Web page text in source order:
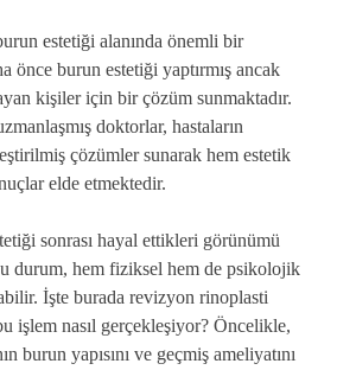
estetiği alanında önemli bir
önce burun estetiği yaptırmış ancak
kişiler için bir çözüm sunmaktadır.
doktorlar, hastaların
çözümler sunarak hem estetik
elde etmektedir.
sonrası hayal ettikleri görünümü
durum, hem fiziksel hem de psikolojik
İşte burada revizyon rinoplasti
işlem nasıl gerçekleşiyor? Öncelikle,
burun yapısını ve geçmiş ameliyatını